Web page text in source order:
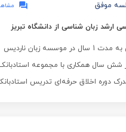
موفق مشاهده 31
ارشد زبان شناسی از دانشگاه تبریز
در موسسه زبان ناردیس
شش سال همکاری با مجموعه
دوره اخلاق حرفه‌ای تدریس